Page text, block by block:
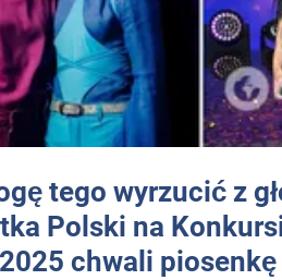
tego wyrzucić z
Polski na
chwali